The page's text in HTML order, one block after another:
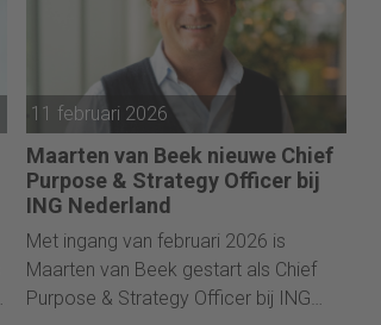
11 februari 2026
Maarten van Beek nieuwe Chief
Purpose & Strategy Officer bij
ING Nederland
Met ingang van februari 2026 is
Maarten van Beek gestart als Chief
Purpose & Strategy Officer bij ING